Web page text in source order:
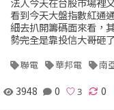
看到今天大盤指數紅通
細去扒開籌碼面來看，
勢完全是靠投信大哥砸
聯電 華邦電 南
3948 0 0